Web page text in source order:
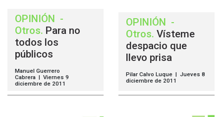
OPINIÓN
-
Otros. Para no
todos los
públicos
Manuel Guerrero
Cabrera | Viernes 9
diciembre de 2011
OPINIÓN -
Otros. Vísteme
despacio que
llevo prisa
Pilar Calvo Luque | Jueves 8
diciembre de 2011